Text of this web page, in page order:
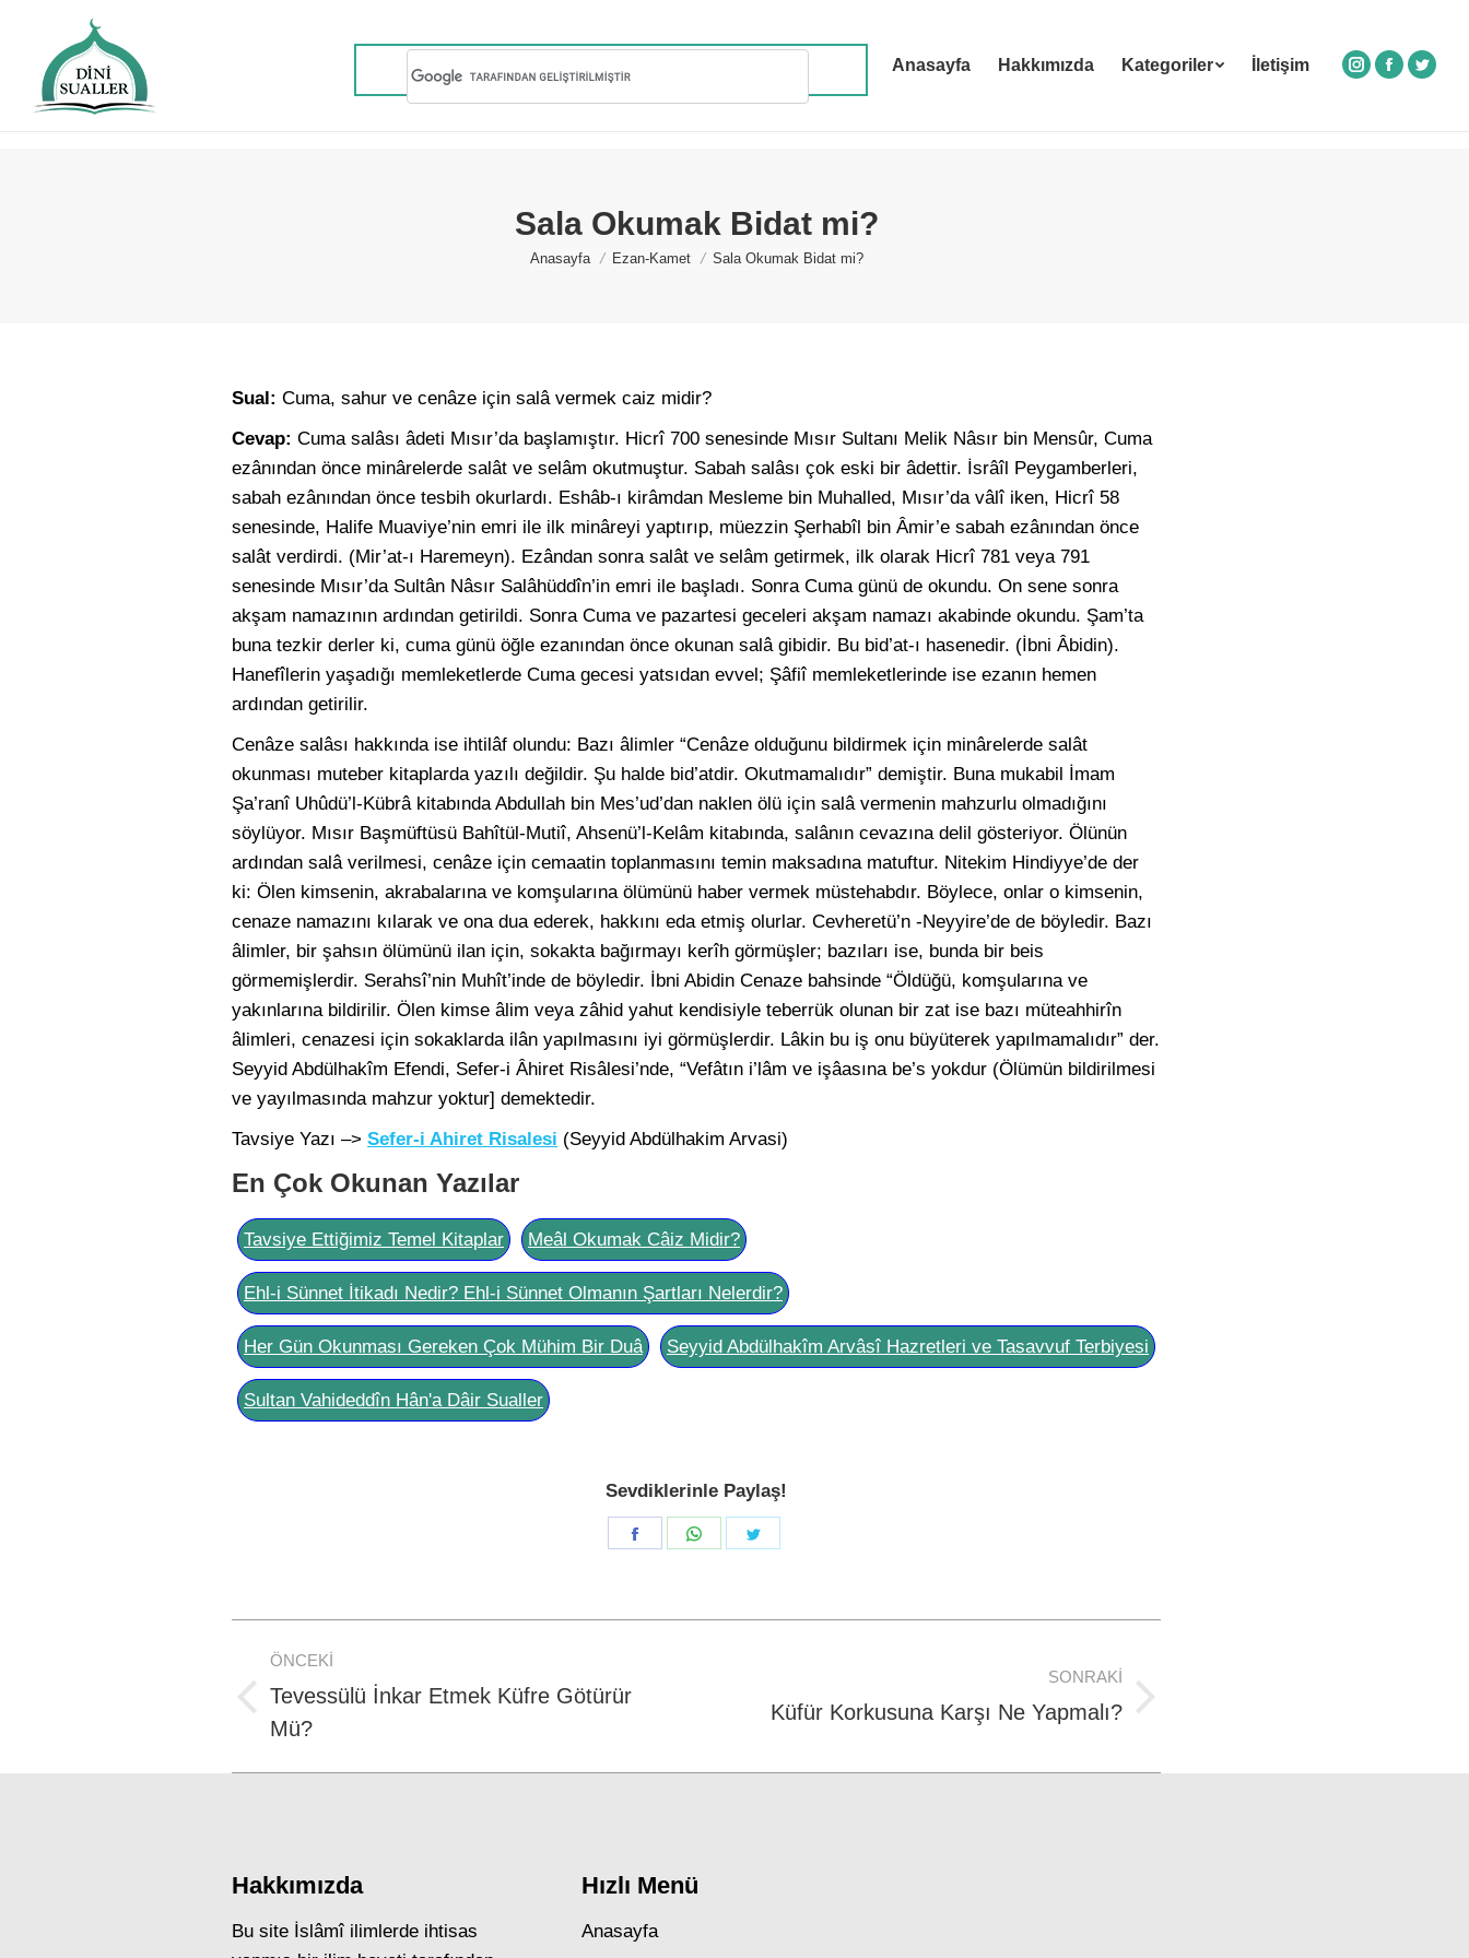
Anasayfa Hakkımızda Kategoriler İletişim
Instagram
Facebook
Sala Okumak Bidat mi?
You are here:
Anasayfa Ezan-Kamet Sala Okumak Bidat mi?
Sual: Cuma, sahur ve cenâze için salâ vermek caiz midir?
Cevap: Cuma salâsı âdeti Mısır’da başlamıştır. Hicrî 700 senesinde Mısır Sultanı Melik Nâsır bin Mensûr, Cuma
ezânından önce minârelerde salât ve selâm okutmuştur. Sabah salâsı çok eski bir âdettir. İsrâîl Peygamberleri,
sabah ezânından önce tesbih okurlardı. Eshâb-ı kirâmdan Mesleme bin Muhalled, Mısır’da vâlî iken, Hicrî 58
senesinde, Halife Muaviye’nin emri ile ilk minâreyi yaptırıp, müezzin Şerhabîl bin Âmir’e sabah ezânından önce
salât verdirdi. (Mir’at-ı Haremeyn). Ezândan sonra salât ve selâm getirmek, ilk olarak Hicrî 781 veya 791
senesinde Mısır’da Sultân Nâsır Salâhüddîn’in emri ile başladı. Sonra Cuma günü de okundu. On sene sonra
akşam namazının ardından getirildi. Sonra Cuma ve pazartesi geceleri akşam namazı akabinde okundu. Şam’ta
buna tezkir derler ki, cuma günü öğle ezanından önce okunan salâ gibidir. Bu bid’at-ı hasenedir. (İbni Âbidin).
Hanefîlerin yaşadığı memleketlerde Cuma gecesi yatsıdan evvel; Şâfiî memleketlerinde ise ezanın hemen
ardından getirilir.
Cenâze salâsı hakkında ise ihtilâf olundu: Bazı âlimler “Cenâze olduğunu bildirmek için minârelerde salât
okunması muteber kitaplarda yazılı değildir. Şu halde bid’atdir. Okutmamalıdır” demiştir. Buna mukabil İmam
Şa’ranî Uhûdü’l-Kübrâ kitabında Abdullah bin Mes’ud’dan naklen ölü için salâ vermenin mahzurlu olmadığını
söylüyor. Mısır Başmüftüsü Bahîtül-Mutiî, Ahsenü’l-Kelâm kitabında, salânın cevazına delil gösteriyor. Ölünün
ardından salâ verilmesi, cenâze için cemaatin toplanmasını temin maksadına matuftur. Nitekim Hindiyye’de der
ki: Ölen kimsenin, akrabalarına ve komşularına ölümünü haber vermek müstehabdır. Böylece, onlar o kimsenin,
cenaze namazını kılarak ve ona dua ederek, hakkını eda etmiş olurlar. Cevheretü’n -Neyyire’de de böyledir. Bazı
âlimler, bir şahsın ölümünü ilan için, sokakta bağırmayı kerîh görmüşler; bazıları ise, bunda bir beis
görmemişlerdir. Serahsî’nin Muhît’inde de böyledir. İbni Abidin Cenaze bahsinde “Öldüğü, komşularına ve
yakınlarına bildirilir. Ölen kimse âlim veya zâhid yahut kendisiyle teberrük olunan bir zat ise bazı müteahhirîn
âlimleri, cenazesi için sokaklarda ilân yapılmasını iyi görmüşlerdir. Lâkin bu iş onu büyüterek yapılmamalıdır” der.
Seyyid Abdülhakîm Efendi, Sefer-i Âhiret Risâlesi’nde, “Vefâtın i’lâm ve işâasına be’s yokdur (Ölümün bildirilmesi
ve yayılmasında mahzur yoktur] demektedir.
Tavsiye Yazı –> Sefer-i Ahiret Risalesi (Seyyid Abdülhakim Arvasi)
En Çok Okunan Yazılar
Tavsiye Ettiğimiz Temel Kitaplar Meâl Okumak Câiz Midir?
Ehl-i Sünnet İtikadı Nedir? Ehl-i Sünnet Olmanın Şartları Nelerdir?
Her Gün Okunması Gereken Çok Mühim Bir Duâ Seyyid Abdülhakîm Arvâsî Hazretleri ve Tasavvuf Terbiyesi
Sultan Vahideddîn Hân'a Dâir Sualler
Sevdiklerinle Paylaş!
Share
Share
Post
navigation
ÖNCEKI
Previous
post:
Tevessülü İnkar Etmek Küfre Götürür
Mü?
SONRAKI
Küfür Korkusuna Karşı Ne Yapmalı?
Hakkımızda
Bu site İslâmî ilimlerde ihtisas
Hızlı Menü
Anasayfa